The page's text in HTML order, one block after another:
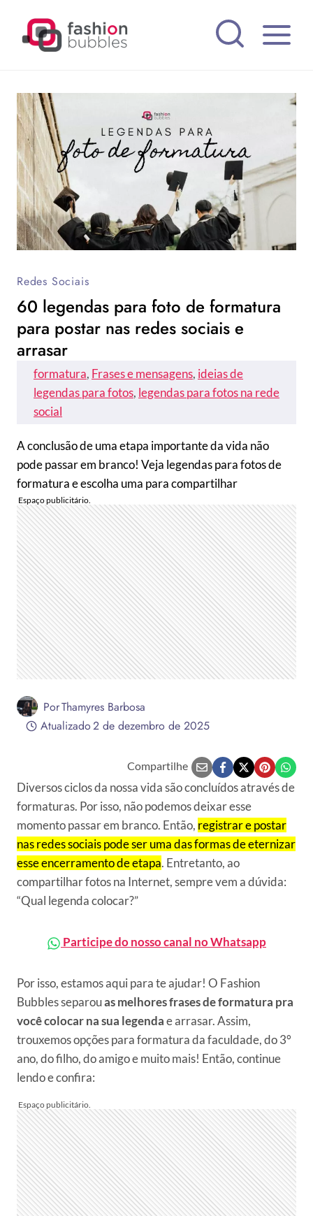
Redes Sociais
60 legendas para foto de formatura
para postar nas redes sociais e
arrasar
formatura, Frases e mensagens, ideias de
legendas para fotos, legendas para fotos na rede
social
A conclusão de uma etapa importante da vida não
pode passar em branco! Veja legendas para fotos de
formatura e escolha uma para compartilhar
PorThamyres Barbosa
Atualizado2 de dezembro de 2025
Compartilhe
Diversos ciclos da nossa vida são concluídos através de
formaturas. Por isso, não podemos deixar esse
momento passar em branco. Então, registrar e postar
nas redes sociais pode ser uma das formas de eternizar
esse encerramento de etapa. Entretanto, ao
compartilhar fotos na Internet, sempre vem a dúvida:
“Qual legenda colocar?”
Participe do nosso canal no Whatsapp
Por isso, estamos aqui para te ajudar! O Fashion
Bubbles separouas melhores frases de formatura pra
você colocar na sua legendae arrasar. Assim,
trouxemos opções para formatura da faculdade, do 3°
ano, do filho, do amigo e muito mais! Então, continue
lendo e confira: